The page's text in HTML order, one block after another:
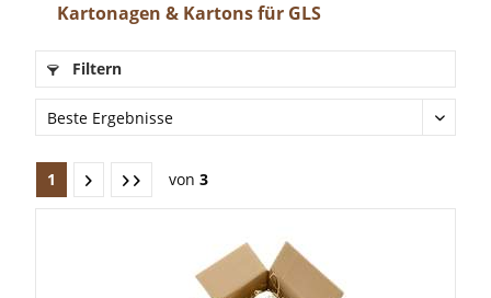
Kartonagen & Kartons für GLS
Filtern
1 von 3